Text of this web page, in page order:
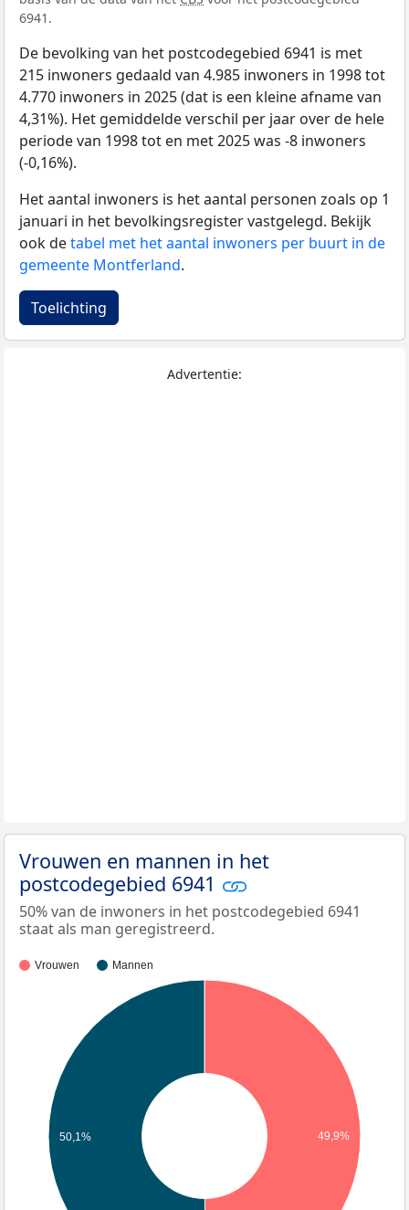
6941.
De bevolking van het postcodegebied 6941 is met
215 inwoners gedaald van 4.985 inwoners in 1998 tot
4.770 inwoners in 2025 (dat is een kleine afname van
4,31%). Het gemiddelde verschil per jaar over de hele
periode van 1998 tot en met 2025 was -8 inwoners
(-0,16%).
Het aantal inwoners is het aantal personen zoals op 1
januari in het bevolkingsregister vastgelegd. Bekijk
ook detabel met het aantal inwoners per buurt in de
gemeente Montferland.
Toelichting
Advertentie:
Vrouwen en mannen in het
postcodegebied 6941
50% van de inwoners in het postcodegebied 6941
staat als man geregistreerd.
Vrouwen Mannen
49,9%
50,1%